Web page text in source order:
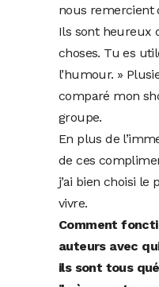
nous remercient
Ils sont heureux
choses. Tu es
l’humour. »
comparé mon
groupe.
En plus de
de ces
j’ai bien choisi le
vivre.
Comment
auteurs avec
ils sont tous